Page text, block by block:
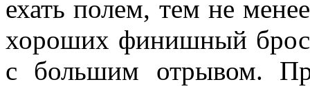
ехать полем, тем не
хороших финишный
с большим отрывом.